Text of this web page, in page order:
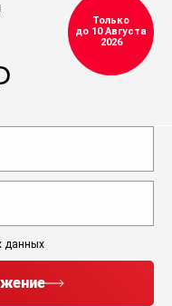
Только
до 10 Августа
2026
данных